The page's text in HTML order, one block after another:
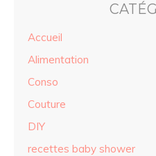
Accueil
Alimentation
Conso
Couture
DIY
recettes baby shower